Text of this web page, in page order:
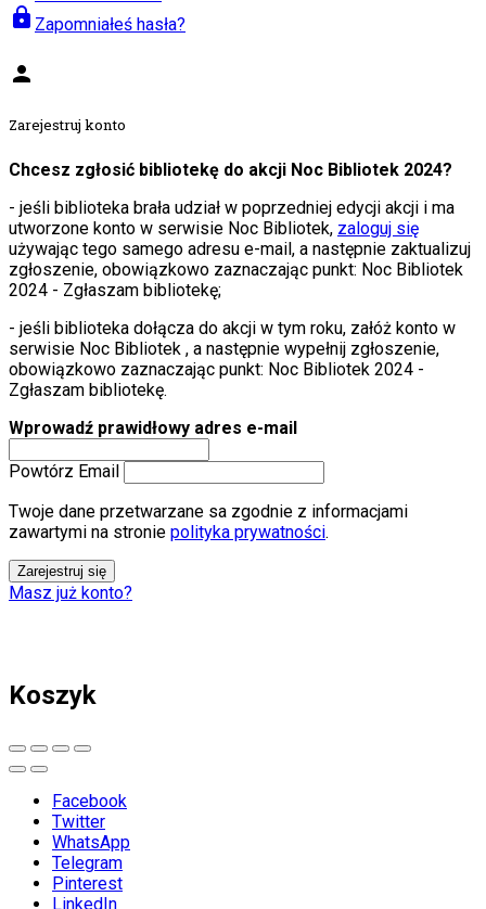
lock Zapomniałeś hasła?
person
Zarejestruj konto
Chcesz zgłosić bibliotekę do akcji Noc Bibliotek 2024?
- jeśli biblioteka brała udział w poprzedniej edycji akcji i ma
utworzone konto w serwisie Noc Bibliotek, zaloguj się
używając tego samego adresu e-mail, a następnie zaktualizuj
zgłoszenie, obowiązkowo zaznaczając punkt: Noc Bibliotek
2024 - Zgłaszam bibliotekę;
- jeśli biblioteka dołącza do akcji w tym roku, załóż konto w
serwisie Noc Bibliotek , a następnie wypełnij zgłoszenie,
obowiązkowo zaznaczając punkt: Noc Bibliotek 2024 -
Zgłaszam bibliotekę.
Wprowadź prawidłowy adres e-mail
Powtórz Email
Twoje dane przetwarzane sa zgodnie z informacjami
zawartymi na stronie polityka prywatności.
Zarejestruj się
Masz już konto?
Koszyk
Facebook
Twitter
WhatsApp
Telegram
Pinterest
LinkedIn